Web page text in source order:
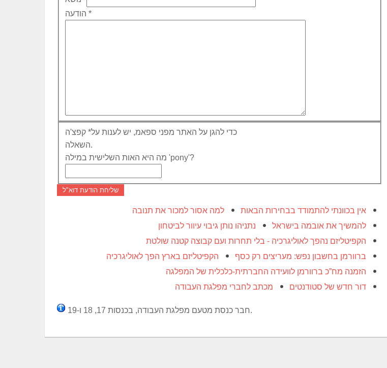
הודעה *
קפצ'ה *כדי להגן על האתר מפני ספאמ, יש לענות על
השאלה.
מה היא האות השלישית במילה 'pony'?
שליחת הודעת דוא"ל
אין בכוונתי להתמודד בבחירות הבאות
למה אסור למכור את תנובה
להמשיך את אובמה בישראל
נתניהו נותן גיבוי עיוור לביטחון
הקפיטליזם נהפך לאוליגרכיה - בלי תחרות ועם קבוצה קטנה שולטת
ברוורמן בחשבון נפש: מעריצים רק כסף
הקפיטליזם בארץ הפך לאוליגרכיה
הזמנה מח”כ ברוורמן לוועידה החברתית-כלכלית של המפלגה
דור חדש של סטודנטים
מכתב לחברי מפלגת העבודה
חבר כנסת מטעם מפלגת העבודה, בכנסות 17, 18 ו-19.